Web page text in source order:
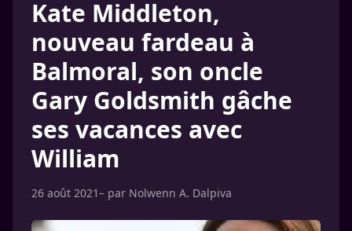
Kate Middleton,
nouveau fardeau à
Balmoral, son oncle
Gary Goldsmith gâche
ses vacances avec
William
26 août 2021– par Nolwenn A. Dalpiva